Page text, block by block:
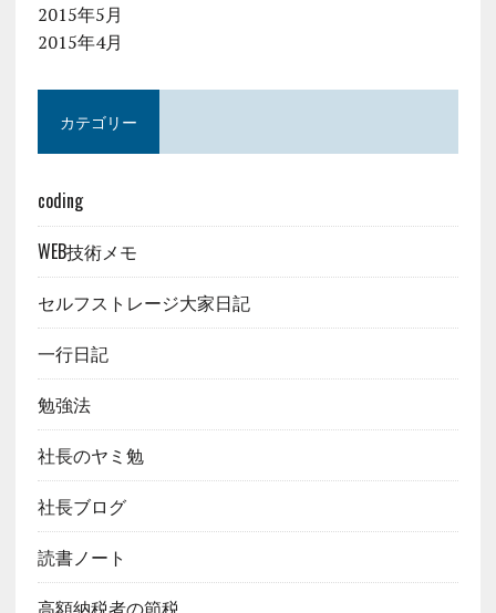
2015年5月
2015年4月
カテゴリー
coding
WEB技術メモ
セルフストレージ大家日記
一行日記
勉強法
社長のヤミ勉
社長ブログ
読書ノート
高額納税者の節税